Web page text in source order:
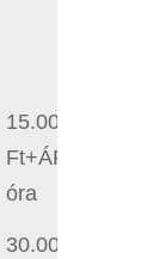
15.000
Ft+ÁFA/fő/
óra
30.000